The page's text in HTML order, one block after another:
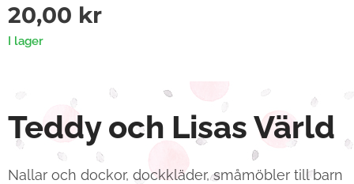
20,00 kr
I lager
Teddy och Lisas Värld
Nallar och dockor, dockkläder, småmöbler till barn